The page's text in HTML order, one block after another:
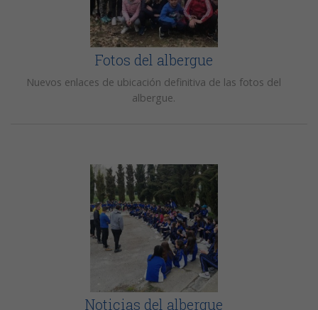
Fotos del albergue
Nuevos enlaces de ubicación definitiva de las fotos del
albergue.
Noticias del albergue